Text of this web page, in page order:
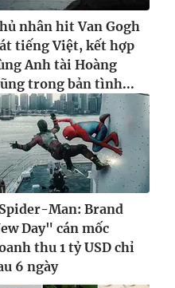
nhân hit Van Gogh
tiếng Việt, kết hợp
Anh tài Hoàng
trong bản tình...
Man: Brand
Day" cán mốc
thu 1 tỷ USD chỉ
6 ngày